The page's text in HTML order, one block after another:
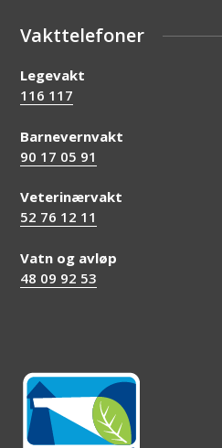
Vakttelefoner
Legevakt
116 117
Barnevernvakt
90 17 05 91
Veterinærvakt
52 76 12 11
Vatn og avløp
48 09 92 53